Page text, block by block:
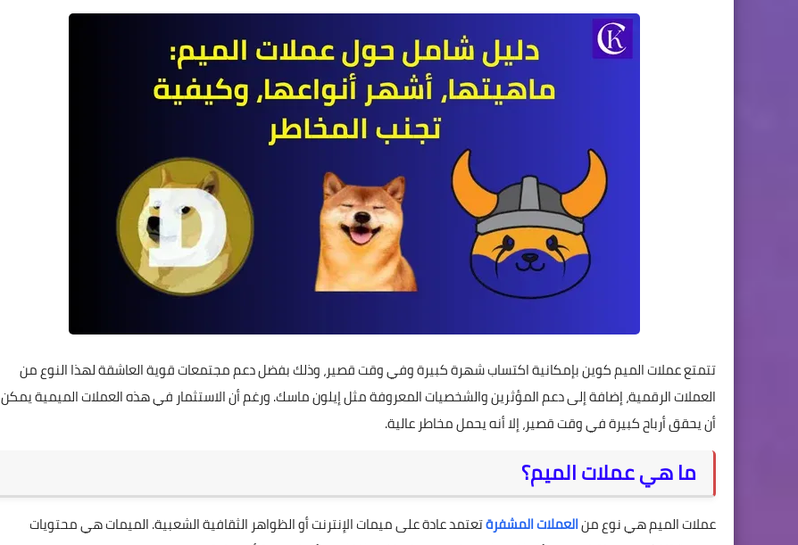
تتمتع عملات الميم كوين بإمكانية اكتساب شهرة كبيرة وفي وقت قصير، وذلك بفضل دعم مجتمعات قوية العاشقة لهذا النوع من
العملات الرقمية، إضافة إلى دعم المؤثرين والشخصيات المعروفة مثل إيلون ماسك. ورغم أن الاستثمار في هذه العملات الميمية يمكن
أن يحقق أرباح كبيرة في وقت قصير، إلا أنه يحمل مخاطر عالية.
ما هي عملات الميم؟
عملات الميم هي نوع منالعملات المشفرةتعتمد عادة على ميمات الإنترنت أو الظواهر الثقافية الشعبية. الميمات هي محتويات